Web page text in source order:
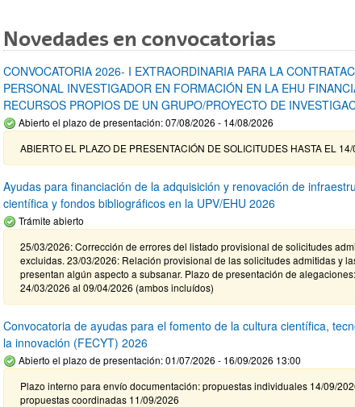
Novedades en convocatorias
CONVOCATORIA 2026- I EXTRAORDINARIA PARA LA
PERSONAL INVESTIGADOR EN FORMACIÓN EN LA EHU
RECURSOS PROPIOS DE UN GRUPO/PROYECTO DE
Abierto el plazo de presentación: 07/08/2026 - 14/08/2026
ABIERTO EL PLAZO DE PRESENTACIÓN DE SOLICITUDES HASTA EL
Ayudas para financiación de la adquisición y renovación de
científica y fondos bibliográficos en la UPV/EHU 2026
Trámite abierto
25/03/2026: Corrección de errores del listado provisional de solicitudes
excluidas. 23/03/2026: Relación provisional de las solicitudes admitidas y
presentan algún aspecto a subsanar. Plazo de presentación de
24/03/2026 al 09/04/2026 (ambos incluídos)
Convocatoria de ayudas para el fomento de la cultura científica,
la innovación (FECYT) 2026
Abierto el plazo de presentación: 01/07/2026 - 16/09/2026 13:00
Plazo interno para envío documentación: propuestas individuales 14/09/
propuestas coordinadas 11/09/2026